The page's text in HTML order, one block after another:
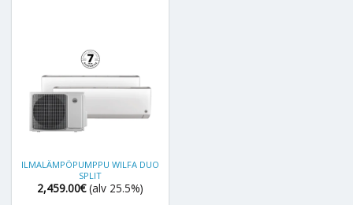
ILMALÄMPÖPUMPPU WILFA DUO
SPLIT
2,459.00€ (alv 25.5%)